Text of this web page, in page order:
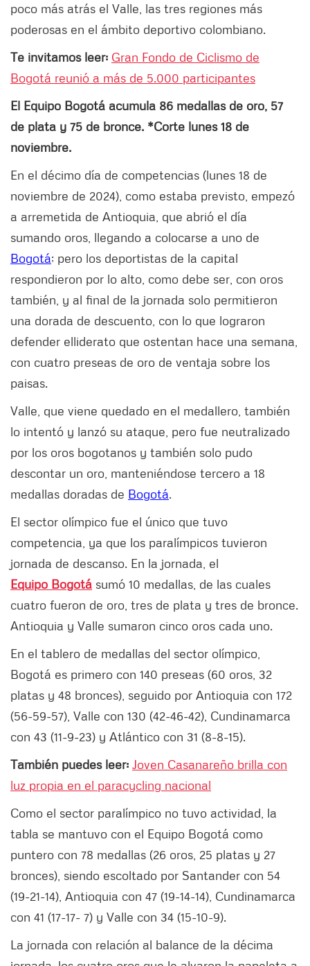
poco más atrás el Valle, las tres regiones más
poderosas en el ámbito deportivo colombiano.
Te invitamos leer: Gran Fondo de Ciclismo de
Bogotá reunió a más de 5.000 participantes
El Equipo Bogotá acumula 86 medallas de oro, 57
de plata y 75 de bronce. *Corte lunes 18 de
noviembre.
En el décimo día de competencias (lunes 18 de
noviembre de 2024), como estaba previsto, empezó
a arremetida de Antioquia, que abrió el día
sumando oros, llegando a colocarse a uno de
Bogotá; pero los deportistas de la capital
respondieron por lo alto, como debe ser, con oros
también, y al final de la jornada solo permitieron
una dorada de descuento, con lo que lograron
defender elliderato que ostentan hace una semana,
con cuatro preseas de oro de ventaja sobre los
paisas.
Valle, que viene quedado en el medallero, también
lo intentó y lanzó su ataque, pero fue neutralizado
por los oros bogotanos y también solo pudo
descontar un oro, manteniéndose tercero a 18
medallas doradas de Bogotá.
El sector olímpico fue el único que tuvo
competencia, ya que los paralímpicos tuvieron
jornada de descanso. En la jornada, el
Equipo Bogotá sumó 10 medallas, de las cuales
cuatro fueron de oro, tres de plata y tres de bronce.
Antioquia y Valle sumaron cinco oros cada uno.
En el tablero de medallas del sector olímpico,
Bogotá es primero con 140 preseas (60 oros, 32
platas y 48 bronces), seguido por Antioquia con 172
(56-59-57), Valle con 130 (42-46-42), Cundinamarca
con 43 (11-9-23) y Atlántico con 31 (8-8-15).
También puedes leer: Joven Casanareño brilla con
luz propia en el paracycling nacional
Como el sector paralímpico no tuvo actividad, la
tabla se mantuvo con el Equipo Bogotá como
puntero con 78 medallas (26 oros, 25 platas y 27
bronces), siendo escoltado por Santander con 54
(19-21-14), Antioquia con 47 (19-14-14), Cundinamarca
con 41 (17-17- 7) y Valle con 34 (15-10-9).
La jornada con relación al balance de la décima